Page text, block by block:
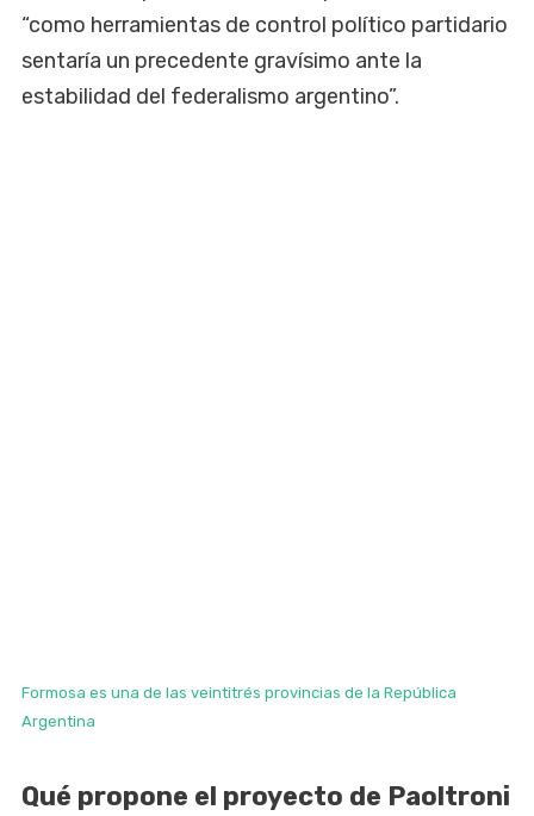
“como herramientas de control político partidario
sentaría un precedente gravísimo ante la
estabilidad del federalismo argentino”.
Formosa es una de las veintitrés provincias de la República
Argentina
Qué propone el proyecto de Paoltroni